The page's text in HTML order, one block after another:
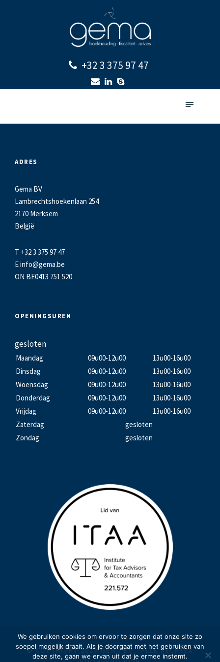
+32 3 375 97 47
ADRES
Gema BV
Lambrechtshoekenlaan 254
2170 Merksem
België
T +32 3 375 97 47
Einfo@gema.be
ON BE0413 751 520
OPENINGSUREN
gesloten
Maandag 09u00-12u00
13u00-16u00
Dinsdag
09u00-12u00
13u00-16u00
Woensdag
09u00-12u00
13u00-16u00
Donderdag
09u00-12u00
13u00-16u00
Vrijdag
09u00-12u00
13u00-16u00
Zaterdag
gesloten
Zondag
gesloten
© COPYRIGHT 2023 GEMA BV - ALLE RECHTEN
We gebruiken cookies om ervoor te zorgen dat onze site zo
soepel mogelijk draait. Als je doorgaat met het gebruiken van
deze site, gaan we ervan uit dat je ermee instemt.